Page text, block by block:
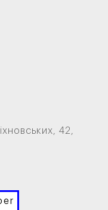
42,